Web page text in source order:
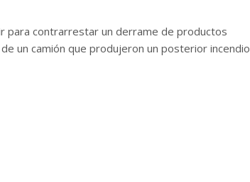
para contrarrestar un derrame de productos
un camión que produjeron un posterior incendio